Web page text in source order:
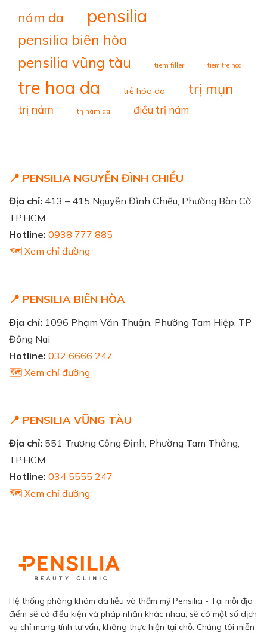
nám da pensilia
pensilia biên hòa
pensilia vũng tàu tiem filler tiem tre hoa
tre hoa da trẻ hóa da trị mụn
trị nám trị nám da điều trị nám
📍 PENSILIA NGUYỄN ĐÌNH CHIỂU
Địa chỉ: 413 – 415 Nguyễn Đình Chiểu, Phường Bàn Cờ,
TP.HCM
Hotline: 0938 777 885
🗺️ Xem chỉ đường
📍 PENSILIA BIÊN HÒA
Địa chỉ: 1096 Phạm Văn Thuận, Phường Tam Hiệp, TP
Đồng Nai
Hotline: 032 6666 247
🗺️ Xem chỉ đường
📍 PENSILIA VŨNG TÀU
Địa chỉ: 551 Trương Công Định, Phường Tam Thắng,
TP.HCM
Hotline: 034 5555 247
🗺️ Xem chỉ đường
Hệ thống phòng khám da liễu và thẩm mỹ Pensilia - Tại mỗi địa
điểm sẽ có điều kiện và pháp nhân khác nhau, sẽ có một số dịch
vụ chỉ mang tính tư vấn, không thực hiện tại chỗ. Chúng tôi miễn